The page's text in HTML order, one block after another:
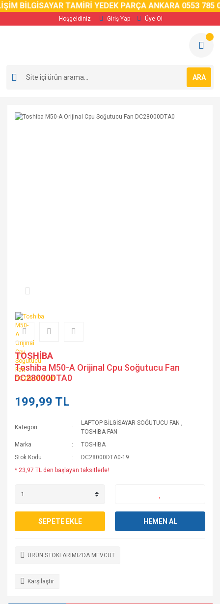
BİLGİSAYAR TAMİRİ YEDEK PARÇA ANKARA 0553 785 02
Hoşgeldiniz Giriş Yap Üye Ol
ARA
TOSHİBA
Toshiba M50-A Orijinal Cpu Soğutucu Fan
DC28000DTA0
199,99 TL
Kategori
LAPTOP BİLGİSAYAR SOĞUTUCU FAN ,
TOSHİBA FAN
Marka
TOSHİBA
Stok Kodu
DC28000DTA0-19
* 23,97 TL den başlayan taksitlerle!
SEPETE EKLE HEMEN AL
ÜRÜN STOKLARIMIZDA MEVCUT
Karşılaştır